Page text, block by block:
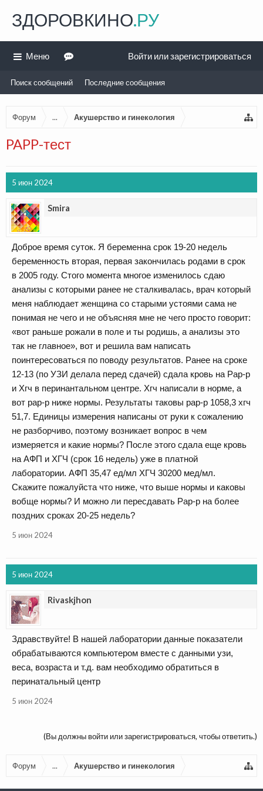
Форум ... Акушерство и гинекология
PAPP-тест
5 июн 2024
Smira
Доброе время суток. Я беременна срок 19-20 недель
беременность вторая, первая закончилась родами в срок
в 2005 году. Стого момента многое изменилось сдаю
анализы с которыми ранее не сталкивалась, врач который
меня наблюдает женщина со старыми устоями сама не
понимая не чего и не объясняя мне не чего просто говорит:
«вот раньше рожали в поле и ты родишь, а анализы это
так не главное», вот и решила вам написать
поинтересоваться по поводу результатов. Ранее на сроке
12-13 (по УЗИ делала перед сдачей) сдала кровь на Pap-p
и Хгч в перинантальном центре. Хгч написали в норме, а
вот pap-p ниже нормы. Результаты таковы pap-p 1058,3 хгч
51,7. Единицы измерения написаны от руки к сожалению
не разборчиво, поэтому возникает вопрос в чем
измеряется и какие нормы? После этого сдала еще кровь
на АФП и ХГЧ (срок 16 недель) уже в платной
лаборатории. АФП 35,47 ед/мл ХГЧ 30200 мед/мл.
Скажите пожалуйста что ниже, что выше нормы и каковы
вобще нормы? И можно ли пересдавать Pap-p на более
поздних сроках 20-25 недель?
5 июн 2024
5 июн 2024
Rivaskjhon
Здравствуйте! В нашей лаборатории данные показатели
обрабатываются компьютером вместе с данными узи,
веса, возраста и т.д. вам необходимо обратиться в
перинатальный центр
5 июн 2024
(Вы должны войти или зарегистрироваться, чтобы ответить.)
Форум ... Акушерство и гинекология
ЗДОРОВКИНО.РУ
Меню
Поиск сообщений Последние сообщения
Войти или зарегистрироваться